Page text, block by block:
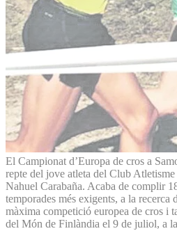
El Campionat d’Europa de cros a
repte del jove atleta del Club
Nahuel Carabaña. Acaba de complir
temporades més exigents, a la recerca
màxima competició europea de cros i
del Món de Finlàndia el 9 de juliol, a